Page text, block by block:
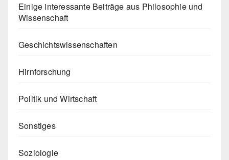
Einige interessante Beiträge aus Philosophie und
Wissenschaft
Geschichtswissenschaften
Hirnforschung
Politik und Wirtschaft
Sonstiges
Soziologie